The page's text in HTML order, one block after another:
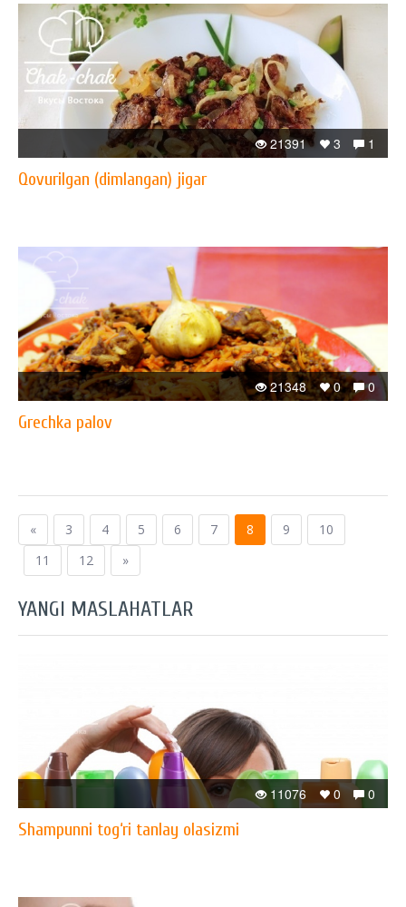
1
3
21391
Qovurilgan (dimlangan) jigar
0
0
21348
Grechka palov
« 3 4 5 6 7 8 9
10
11
12 »
YANGI MASLAHATLAR
0
0
11076
Shampunni tog‘ri tanlay olasizmi